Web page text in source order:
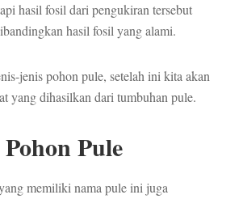
hasil fosil dari pengukiran tersebut
hasil fosil yang alami.
jenis pohon pule, setelah ini kita akan
yang dihasilkan dari tumbuhan pule.
Pule
nama pule ini juga